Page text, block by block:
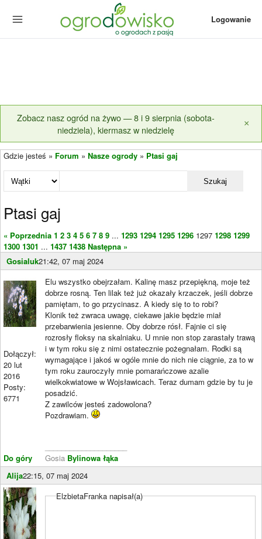
Logowanie
Zobacz nasz ogród na żywo — 8 i 9 sierpnia (sobota-
niedziela), kiermasz w niedzielę
×
Gdzie jesteś » Forum » Nasze ogrody » Ptasi gaj
Szukaj
Ptasi gaj
« Poprzednia 1 2 3 4 5 6 7 8 9 ... 1293 1294 1295 1296 1297 1298 1299
1300 1301 ... 1437 1438 Następna »
Gosialuk21:42, 07 maj 2024
Dołączył:
20 lut
2016
Posty:
6771
Do góry
Elu wszystko obejrzałam. Kalinę masz przepiękną, moje też
dobrze rosną. Ten lilak też już okazały krzaczek, jeśli dobrze
pamiętam, to go przycinasz. A kiedy się to to robi?
Klonik też zwraca uwagę, ciekawe jakie będzie miał
przebarwienia jesienne. Oby dobrze rósł. Fajnie ci się
rozrosły floksy na skalniaku. U mnie non stop zarastały trawą
i w tym roku się z nimi ostatecznie pożegnałam. Rodki są
wymagające i jakoś w ogóle mnie do nich nie ciągnie, za to w
tym roku zauroczyły mnie pomarańczowe azalie
wielkokwiatowe w Wojsławicach. Teraz dumam gdzie by tu je
posadzić.
Z zawilców jesteś zadowolona?
Pozdrawiam.
Gosia Bylinowa łąka
Alija22:15, 07 maj 2024
ElzbietaFranka napisał(a)